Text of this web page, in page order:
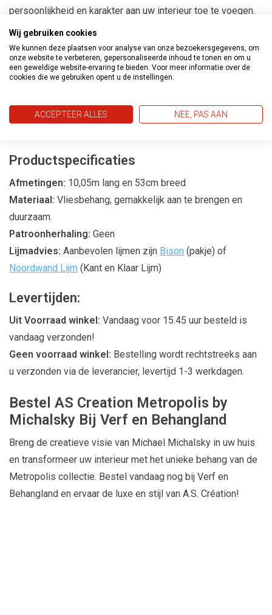
persoonlijkheid en karakter aan uw interieur toe te voegen.
Transformeer Uw Ruimtes
Met de Metropolis behangcollectie kunt u eenvoudig een
gedurfde en moderne sfeer creëren in uw huis. Of het nu
trendy accent in de slaapkamer, deze collectie biedt de
Productspecificaties
Afmetingen: 10,05m lang en 53cm breed
Materiaal: Vliesbehang, gemakkelijk aan te brengen en
duurzaam.
Patroonherhaling: Geen
Lijmadvies: Aanbevolen lijmen zijn Bison (pakje) of
Noordwand Lijm (Kant en Klaar Lijm)
Levertijden:
Uit Voorraad winkel: Vandaag voor 15.45 uur besteld is
vandaag verzonden!
Geen voorraad winkel: Bestelling wordt rechtstreeks aan
u verzonden via de leverancier, levertijd 1-3 werkdagen.
Bestel AS Creation Metropolis by
Michalsky Bij Verf en Behangland
Breng de creatieve visie van Michael Michalsky in uw huis
en transformeer uw interieur met het unieke behang van de
Metropolis collectie. Bestel vandaag nog bij Verf en
Behangland en ervaar de luxe en stijl van A.S. Création!
Wij gebruiken cookies
We kunnen deze plaatsen voor analyse van onze bezoekersgegevens, om
onze website te verbeteren, gepersonaliseerde inhoud te tonen en om u
een geweldige website-ervaring te bieden. Voor meer informatie over de
cookies die we gebruiken opent u de instellingen.
ACCEPTEER ALLES NEE, PAS AAN